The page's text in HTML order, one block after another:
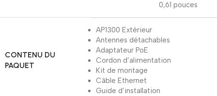
0,61 pouces
CONTENU DU
PAQUET
AP1300 Extérieur
Antennes détachables
Adaptateur PoE
Cordon d’alimentation
Kit de montage
Câble Ethernet
Guide d’installation